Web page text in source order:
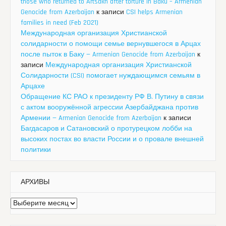
Genocide from Azerbaijan к записи CSI helps Armenian
families in need (Feb 2021)
Международная организация Христианской
солидарности о помощи семье вернувшегося в Арцах
после пыток в Баку — Armenian Genocide from Azerbaijan к
записи Международная организация Христианской
Солидарности (CSI) помогает нуждающимся семьям в
Арцахе
Обращение КС РАО к президенту РФ В. Путину в связи
с актом вооружённой агрессии Азербайджана против
Армении — Armenian Genocide from Azerbaijan к записи
Багдасаров и Сатановский о протурецком лобби на
высоких постах во власти России и о провале внешней
политики
АРХИВЫ
Архивы